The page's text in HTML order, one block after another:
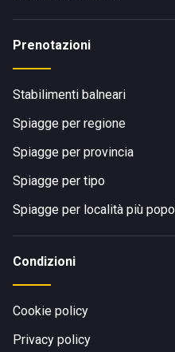
Prenotazioni
Stabilimenti balneari
Spiagge per regione
Spiagge per provincia
Spiagge per tipo
Spiagge per località più
Condizioni
Cookie policy
Privacy policy